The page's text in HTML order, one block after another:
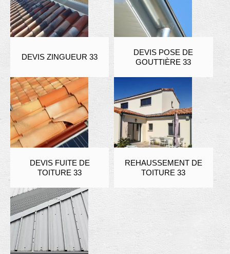
DEVIS ZINGUEUR 33
DEVIS POSE DE
GOUTTIÈRE 33
DEVIS FUITE DE
TOITURE 33
REHAUSSEMENT DE
TOITURE 33